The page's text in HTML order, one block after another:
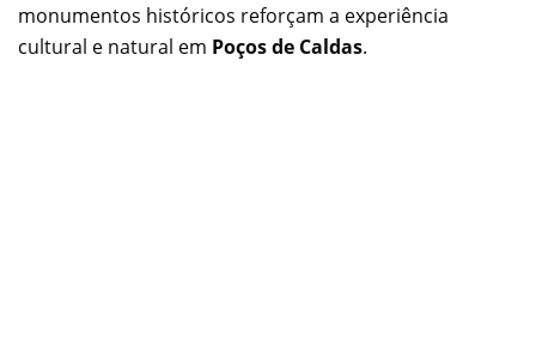
monumentos históricos reforçam a experiência
cultural e natural em Poços de Caldas.